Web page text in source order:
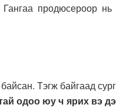
продюсероор нь
Тэгж байгаад
одоо юу ч ярих вэ